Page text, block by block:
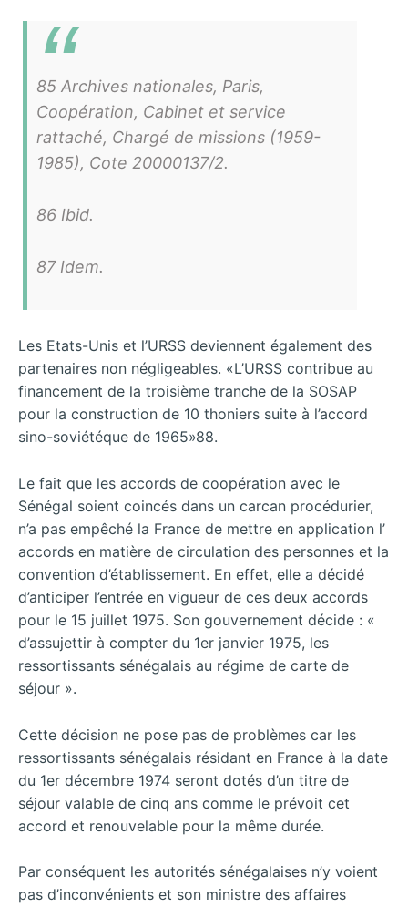
85 Archives nationales, Paris,
Coopération, Cabinet et service
rattaché, Chargé de missions (1959-
1985), Cote 20000137/2.
86 Ibid.
87 Idem.
Les Etats-Unis et l’URSS deviennent également des
partenaires non négligeables. «L’URSS contribue au
financement de la troisième tranche de la SOSAP
pour la construction de 10 thoniers suite à l’accord
sino-soviétéque de 1965»88.
Le fait que les accords de coopération avec le
Sénégal soient coincés dans un carcan procédurier,
n’a pas empêché la France de mettre en application l’
accords en matière de circulation des personnes et la
convention d’établissement. En effet, elle a décidé
d’anticiper l’entrée en vigueur de ces deux accords
pour le 15 juillet 1975. Son gouvernement décide : «
d’assujettir à compter du 1er janvier 1975, les
ressortissants sénégalais au régime de carte de
séjour ».
Cette décision ne pose pas de problèmes car les
ressortissants sénégalais résidant en France à la date
du 1er décembre 1974 seront dotés d’un titre de
séjour valable de cinq ans comme le prévoit cet
accord et renouvelable pour la même durée.
Par conséquent les autorités sénégalaises n’y voient
pas d’inconvénients et son ministre des affaires